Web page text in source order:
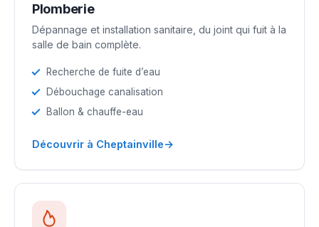
Plomberie
Dépannage et installation sanitaire, du joint qui fuit à la
salle de bain complète.
Recherche de fuite d’eau
Débouchage canalisation
Ballon & chauffe-eau
Découvrir à Cheptainville→